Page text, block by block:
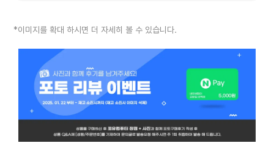
*이미지를 확대 하시면 더 자세히 볼 수 있습니다.